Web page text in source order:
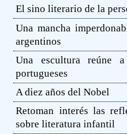
El sino literario de la
Una mancha
argentinos
Una escultura reúne
portugueses
A diez años del Nobel
Retoman interés las
sobre literatura infantil